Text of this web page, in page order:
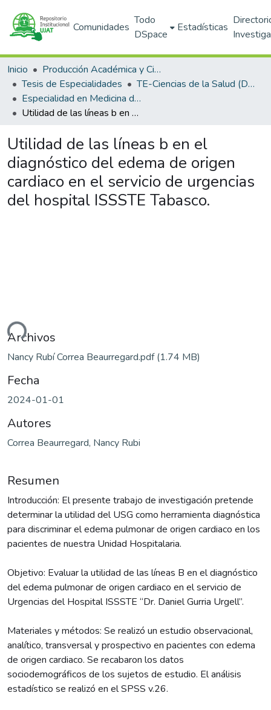
Comunidades
Todo
DSpace
Estadísticas
Inicio
Producción Académica y Científica
Tesis de Especialidades
TE-Ciencias de la Salud (DACS)
Especialidad en Medicina de Urgencias
Utilidad de las líneas b en el diagnóstico del edema de origen cardiaco en el servicio de urgencias del hospital ISSSTE Tabasco.
Utilidad de las líneas b en el
diagnóstico del edema de origen
cardiaco en el servicio de urgencias
del hospital ISSSTE Tabasco.
Archivos
Nancy Rubí Correa Beaurregard.pdf(1.74 MB)
Fecha
2024-01-01
Autores
Correa Beaurregard, Nancy Rubi
Resumen
Introducción: El presente trabajo de investigación pretende
determinar la utilidad del USG como herramienta diagnóstica
para discriminar el edema pulmonar de origen cardiaco en los
pacientes de nuestra Unidad Hospitalaria.
Objetivo: Evaluar la utilidad de las líneas B en el diagnóstico
del edema pulmonar de origen cardiaco en el servicio de
Urgencias del Hospital ISSSTE “Dr. Daniel Gurria Urgell”.
Materiales y métodos: Se realizó un estudio observacional,
analítico, transversal y prospectivo en pacientes con edema
de origen cardiaco. Se recabaron los datos
sociodemográficos de los sujetos de estudio. El análisis
estadístico se realizó en el SPSS v.26.